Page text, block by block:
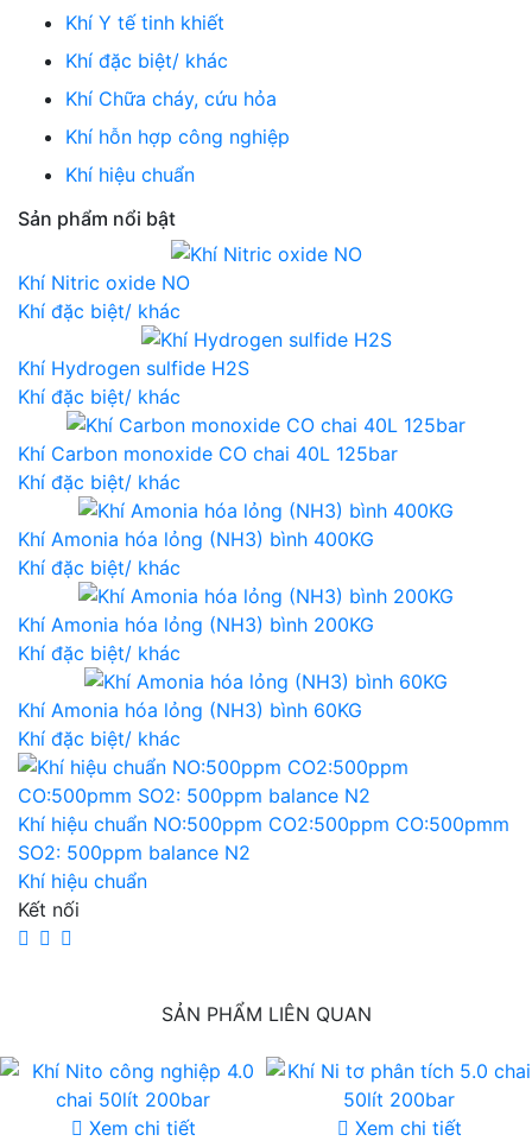
Khí Y tế tinh khiết
Khí đặc biệt/ khác
Khí Chữa cháy, cứu hỏa
Khí hỗn hợp công nghiệp
Khí hiệu chuẩn
Sản phẩm nổi bật
Khí Nitric oxide NO
Khí đặc biệt/ khác
Khí Hydrogen sulfide H2S
Khí đặc biệt/ khác
Khí Carbon monoxide CO chai 40L 125bar
Khí đặc biệt/ khác
Khí Amonia hóa lỏng (NH3) bình 400KG
Khí đặc biệt/ khác
Khí Amonia hóa lỏng (NH3) bình 200KG
Khí đặc biệt/ khác
Khí Amonia hóa lỏng (NH3) bình 60KG
Khí đặc biệt/ khác
Khí hiệu chuẩn NO:500ppm CO2:500ppm CO:500pmm
SO2: 500ppm balance N2
Khí hiệu chuẩn
Kết nối
SẢN PHẨM LIÊN QUAN
Xem chi tiết
Xem chi tiết